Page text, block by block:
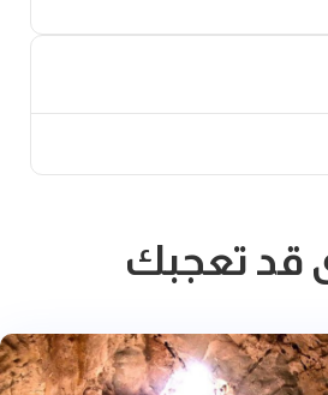
قد تعجبك